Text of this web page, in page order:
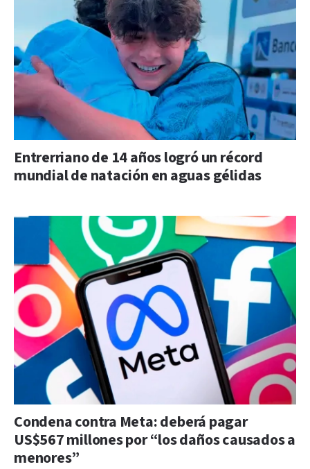
Entrerriano de 14 años logró un récord
mundial de natación en aguas gélidas
Condena contra Meta: deberá pagar
US$567 millones por “los daños causados a
menores”